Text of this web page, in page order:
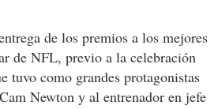
de los premios a los mejores
de NFL, previo a la celebración
tuvo como grandes protagonistas
Newton y al entrenador en jefe